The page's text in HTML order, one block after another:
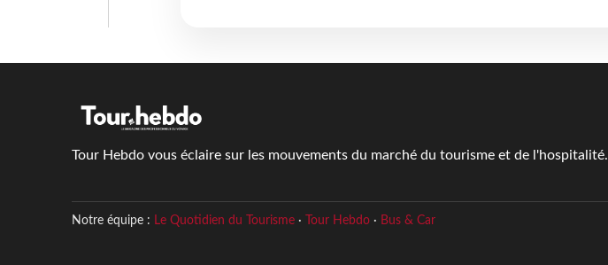
Tour Hebdo vous éclaire sur les mouvements du marché du tourisme et de l'hospitalité.
Notre équipe : Le Quotidien du Tourisme· Tour Hebdo· Bus & Car